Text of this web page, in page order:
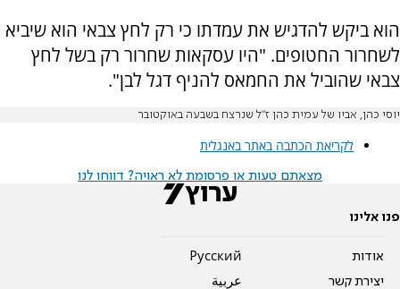
הוא ביקש להדגיש את עמדתו כי רק לחץ צבאי הוא שיביא
לשחרור החטופים. "היו עסקאות שחרור רק בשל לחץ
צבאי שהוביל את החמאס להניף דגל לבן".
יוסי כהן, אביו של עמית כהן ז"ל שנרצח בשבעה באוקטובר
לקריאת הכתבה באתר באנגלית
מצאתם טעות או פרסומת לא ראויה? דווחו לנו
פנו אלינו
אודות
יצירת קשר
Pусский
عربية